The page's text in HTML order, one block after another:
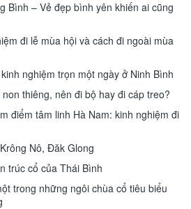
Bình – Vẻ đẹp bình yên khiến ai cũng
đi lễ mùa hội và cách đi ngoài mùa
nghiệm trọn một ngày ở Ninh Bình
thiêng, nên đi bộ hay đi cáp treo?
điểm tâm linh Hà Nam: kinh nghiệm đi
Nô, Đăk Glong
trúc cổ của Thái Bình
trong những ngôi chùa cổ tiêu biểu